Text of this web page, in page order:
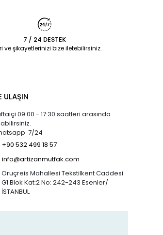
7 / 24 DESTEK
ve şikayetlerinizi bize iletebilirsiniz.
ULAŞIN
09:00 - 17:30 saatleri arasında
7/24
+90 532 499 18 57
info@artizanmutfak.com
Oruçreis Mahallesi Tekstilkent Caddesi
G1 Blok Kat:2 No: 242-243 Esenler/
İSTANBUL